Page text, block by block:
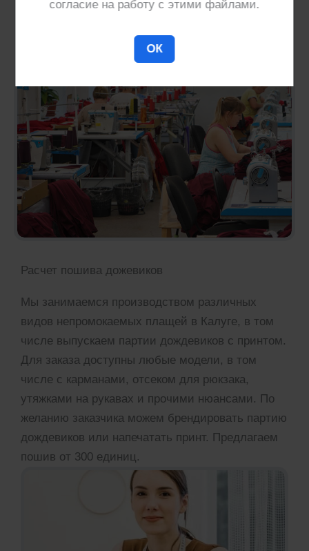
Расчет пошива дожевиков
Мы занимаемся производством различных
видов непромокаемых плащей в Калуге, в том
числе выпускаем партии дождевиков с принтом.
Для заказа доступны любые модели, в том
числе с карманами, отсеком для рюкзака,
утяжками на рукавах и прочими нюансами. По
желанию заказчика можем брендировать партию
дождевиков или напечатать принт. Предлагаем
пошив от 300 единиц.
согласие на работу с этими файлами.
ОК